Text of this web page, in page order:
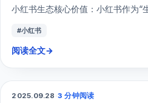
小红书生态核心价值：小红书作为“
#小红书
阅读全文→
综合营销
2025.09.28 ·3 分钟阅读